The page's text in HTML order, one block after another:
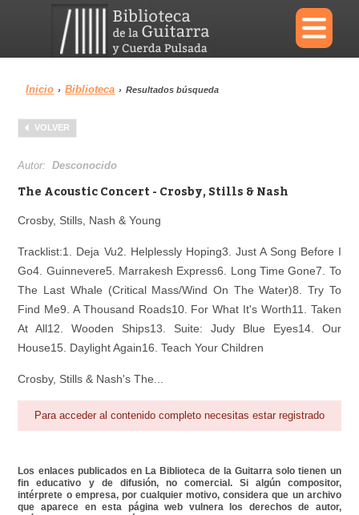
×
Menu
Biblioteca
Área personal Reproductor
Inicio › Biblioteca › Resultados búsqueda
VOLVER
Autor:Desconocido
The Acoustic Concert - Crosby, Stills & Nash
Crosby, Stills, Nash & Young
Tracklist:1. Deja Vu2. Helplessly Hoping3. Just A Song Before I
Go4. Guinnevere5. Marrakesh Express6. Long Time Gone7. To
The Last Whale (Critical Mass/Wind On The Water)8. Try To
Find Me9. A Thousand Roads10. For What It's Worth11. Taken
At All12. Wooden Ships13. Suite: Judy Blue Eyes14. Our
House15. Daylight Again16. Teach Your Children
Crosby, Stills & Nash's The...
Para acceder al contenido completo necesitas estar registrado
Los enlaces publicados en La Biblioteca de la Guitarra solo tienen un
fin educativo y de difusión, no comercial. Si algún compositor,
intérprete o empresa, por cualquier motivo, considera que un archivo
que aparece en esta página web vulnera los derechos de autor,